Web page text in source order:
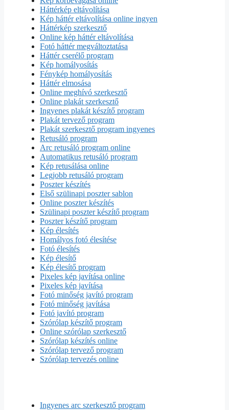
Háttérkép eltávolítása
Kép háttér eltávolítása online ingyen
Háttérkép szerkesztő
Online kép háttér eltávolítása
Fotó háttér megváltoztatása
Háttér cserélő program
Kép homályosítás
Fénykép homályosítás
Háttér elmosása
Online meghívó szerkesztő
Online plakát szerkesztő
Ingyenes plakát készítő program
Plakát tervező program
Plakát szerkesztő program ingyenes
Retusáló program
Arc retusáló program online
Automatikus retusáló program
Kép retusálása online
Legjobb retusáló program
Poszter készítés
Első szülinapi poszter sablon
Online poszter készítés
Szülinapi poszter készítő program
Poszter készítő program
Kép élesítés
Homályos fotó élesítése
Fotó élesítés
Kép élesítő
Kép élesítő program
Pixeles kép javítása online
Pixeles kép javítása
Fotó minőség javító program
Fotó minőség javítása
Fotó javító program
Szórólap készítő program
Online szórólap szerkesztő
Szórólap készítés online
Szórólap tervező program
Szórólap tervezés online
Ingyenes arc szerkesztő program